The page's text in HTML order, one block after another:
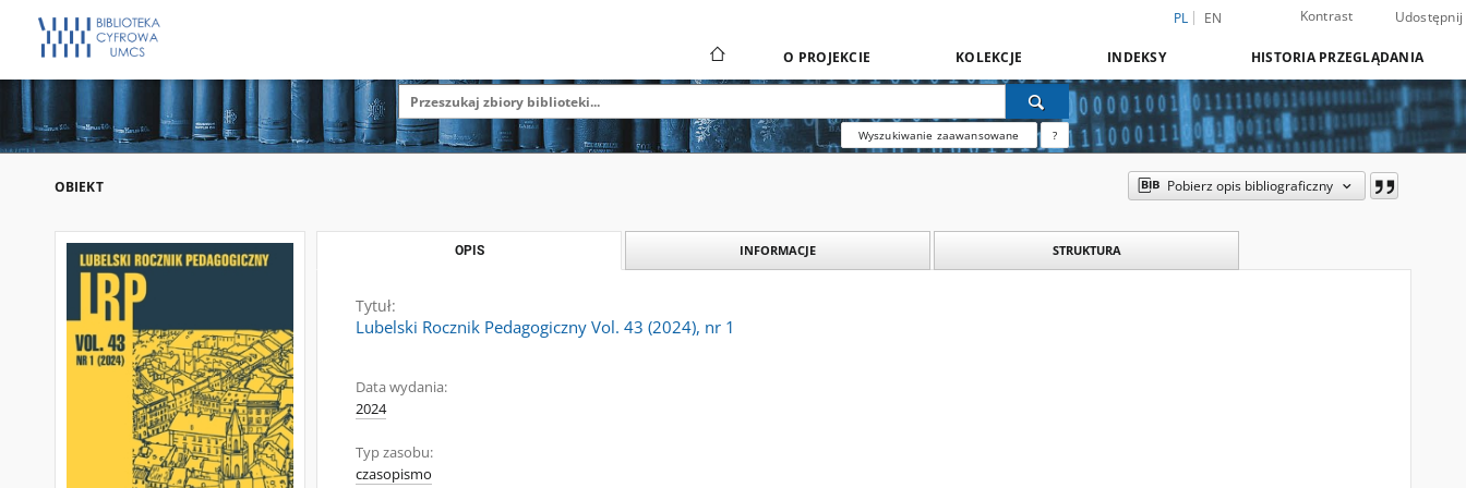
PL EN Kontrast Udostępnij
O PROJEKCIE KOLEKCJE INDEKSY HISTORIA PRZEGLĄDANIA
Wyszukiwanie zaawansowane ?
OBIEKT Pobierz opis bibliograficzny
OPIS INFORMACJE STRUKTURA
Tytuł:
Lubelski Rocznik Pedagogiczny Vol. 43 (2024), nr 1
Data wydania:
2024
Typ zasobu:
czasopismo